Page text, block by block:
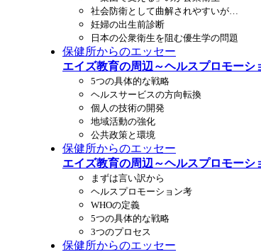
社会防衛として曲解されやすいが…
妊婦の出生前診断
日本の公衆衛生を阻む優生学の問題
保健所からのエッセー
エイズ教育の周辺～ヘルスプロモーシ
5つの具体的な戦略
ヘルスサービスの方向転換
個人の技術の開発
地域活動の強化
公共政策と環境
保健所からのエッセー
エイズ教育の周辺～ヘルスプロモーシ
まずは言い訳から
ヘルスプロモーション考
WHOの定義
5つの具体的な戦略
3つのプロセス
保健所からのエッセー